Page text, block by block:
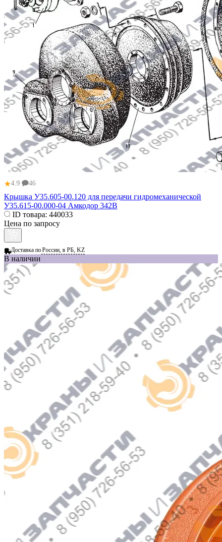
★4.9 46
Крышка У35.605-00.120 для передачи гидромеханической
У35.615-00.000-04 Амкодор 342В
ID товара: 440033
Цена по запросу
Доставка поРоссии, в РБ, KZ
В наличии